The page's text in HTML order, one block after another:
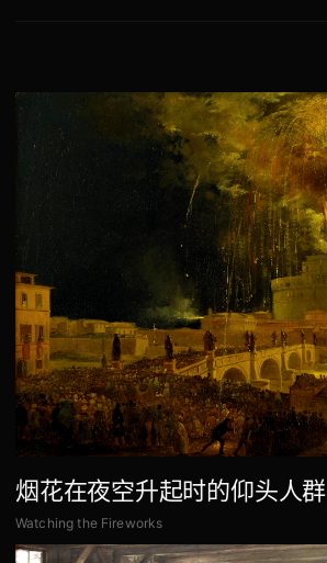
烟花在夜空升起时的仰头人群
Watching the Fireworks